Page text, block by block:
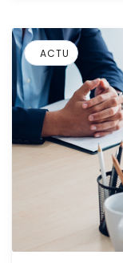
ACTU